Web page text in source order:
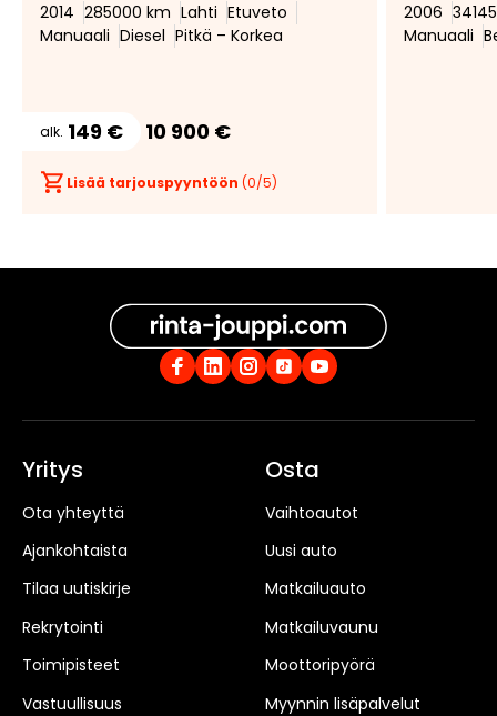
2014 285000 km Lahti Etuveto
Manuaali Diesel Pitkä – Korkea
alk. 149 € 10 900 €
Lisää tarjouspyyntöön (0/5)
2006
Manuaali
Yritys
Ota yhteyttä
Ajankohtaista
Tilaa uutiskirje
Rekrytointi
Toimipisteet
Vastuullisuus
Osta
Vaihtoautot
Uusi auto
Matkailuauto
Matkailuvaunu
Moottoripyörä
Myynnin lisäpalvelut